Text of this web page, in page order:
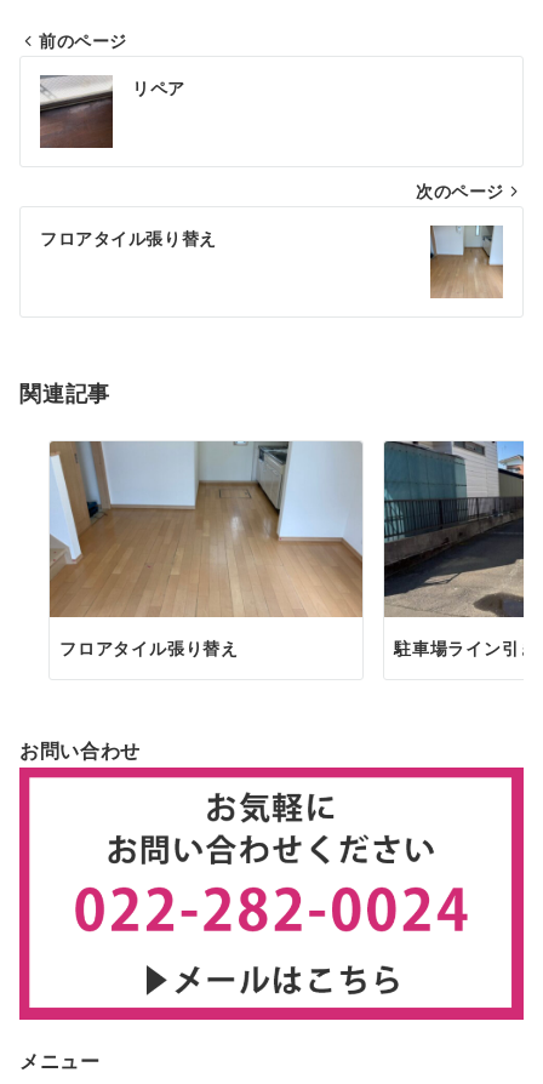
投
稿
ナ
ビ
ゲ
シ
ン
前のページ
リペア
次のページ
フロアタイル張り替え
関連記事
フロアタイル張り替え 駐車場ライン引き
お問い合わせ
メニュー